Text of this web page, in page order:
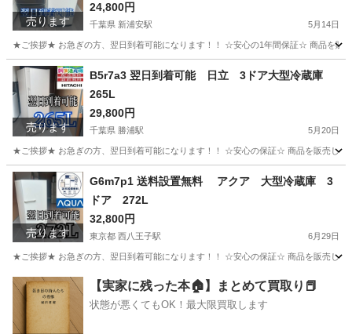
売ります
24,800円
千葉県 新浦安駅 5月14日
★ご挨拶★ お急ぎの方、翌日到着可能になります！！ ☆安心の1年間保証☆ 商品を販
千葉 浦安市 新浦安駅 生活家電 ショップ
売ります
B5r7a3 翌日到着可能 日立 3ドア大型冷蔵庫
265L
29,800円
千葉県 勝浦駅 5月20日
★ご挨拶★ お急ぎの方、翌日到着可能になります！！ ☆安心の保証☆ 商品を販売して
千葉 勝浦市 生活家電 ショップ
売ります
G6m7p1 送料設置無料 アクア 大型冷蔵庫 3
ドア 272L
32,800円
東京都 西八王子駅 6月29日
★ご挨拶★ お急ぎの方、翌日到着可能になります！！ ☆安心の保証☆ 商品を販売して
東京 八王子市 西八王子駅 生活家電 ショップ
【実家に残った本🏠】まとめて買取り📕
状態が悪くてもOK！最大限買取します